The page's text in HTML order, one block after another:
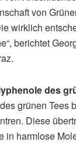
von
wirklich
berichtet
des
grünen Tees
Diese
in harmlose